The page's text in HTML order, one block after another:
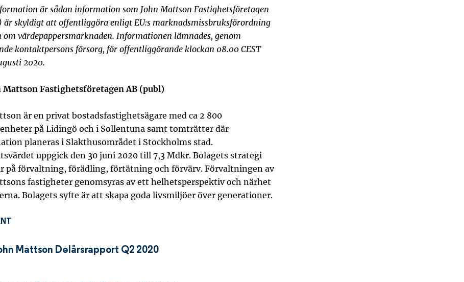
är sådan information som John Mattson Fastighetsföretagen
är skyldigt att offentliggöra enligt EU:s marknadsmissbruksförordning
om värdepappersmarknaden. Informationen lämnades, genom
kontaktpersons försorg, för offentliggörande klockan 08.00 CEST
2020.
Mattson Fastighetsföretagen AB (publ)
är en privat bostadsfastighetsägare med ca 2 800
på Lidingö och i Sollentuna samttomträtter där
planeras i Slakthusområdet i Stockholms stad.
uppgick den 30 juni 2020 till 7,3 Mdkr.Bolagets strategi
på förvaltning, förädling, förtätning och förvärv. Förvaltningen av
fastigheter genomsyras av ett helhetsperspektiv och närhet
Bolagets syfte är att skapa goda livsmiljöer över generationer.
Mattson Delårsrapport Q2 2020